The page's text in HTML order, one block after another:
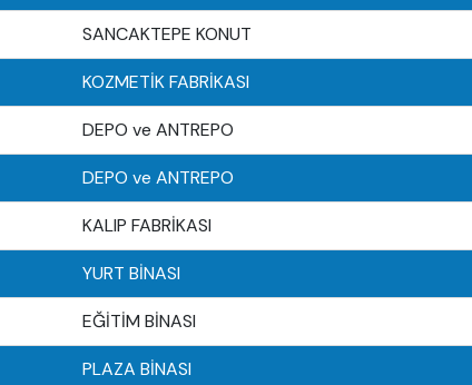
SANCAKTEPE KONUT
KOZMETİK FABRİKASI
DEPO ve ANTREPO
DEPO ve ANTREPO
KALIP FABRİKASI
YURT BİNASI
EĞİTİM BİNASI
PLAZA BİNASI